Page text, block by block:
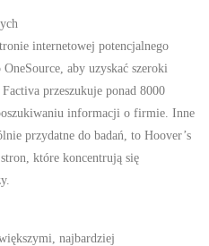
internetowej potencjalnego
aby uzyskać szeroki
przeszukuje ponad 8000
informacji o firmie. Inne
przydatne do badań, to Hoover’s
które koncentrują się
najbardziej